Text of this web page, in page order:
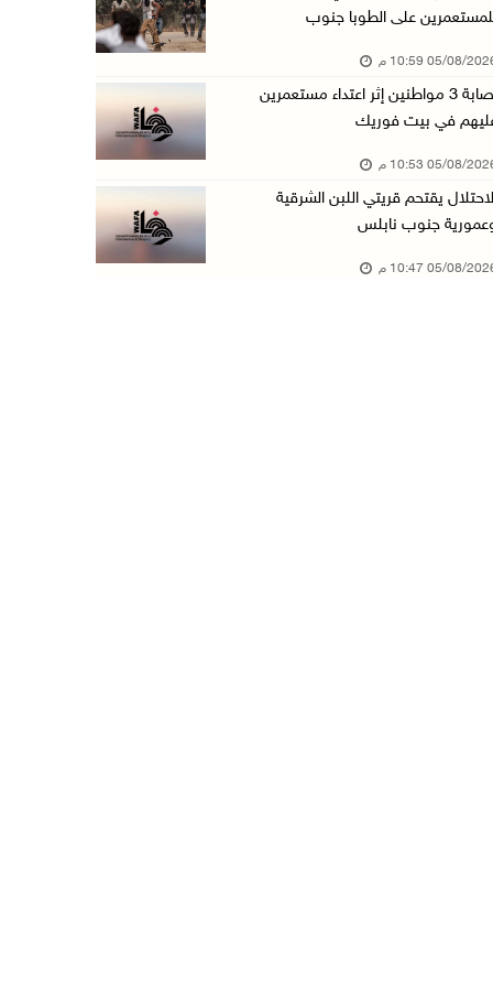
عبد السلام السيد يفوز بترشيح الديمقراطيين لمج ...
الهلال الأحمر: 8 إصابات إثر اعتداء الاحتلال ...
مخطط استعماري جديد في "جيلو" يهدد بعزل القدس ...
الاحتلال ينصب حاجزًا عسكريًا على مدخل بلدة دي ...
على الطوبا جنوب
08/2026 10:59 م
إصابة 3 مواطنين إثر اعتداء مستعمرين
في بيت فوريك
08/2026 10:53 م
يقتحم قريتي اللبن الشرقية
جنوب نابلس
08/2026 10:47 م